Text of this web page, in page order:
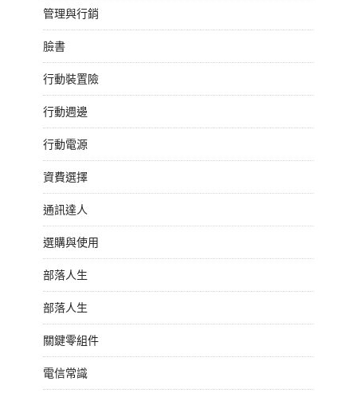
管理與行銷
臉書
行動裝置險
行動週邊
行動電源
資費選擇
通訊達人
選購與使用
部落人生
部落人生
關鍵零組件
電信常識